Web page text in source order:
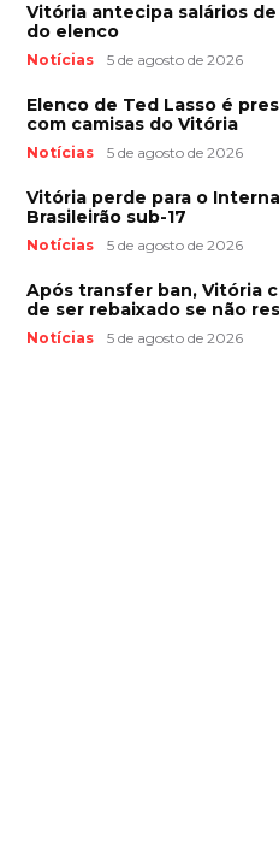
Vitória antecipa salários
do elenco
Notícias 5 de agosto de 2026
Elenco de Ted Lasso é
com camisas do Vitória
Notícias 5 de agosto de 2026
Vitória perde para o
Brasileirão sub-17
Notícias 5 de agosto de 2026
Após transfer ban, Vitória
de ser rebaixado se não
Notícias 5 de agosto de 2026